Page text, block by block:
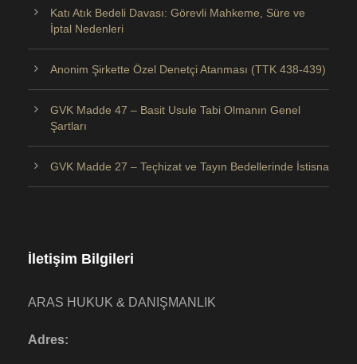
Katı Atık Bedeli Davası: Görevli Mahkeme, Süre ve
İptal Nedenleri
Anonim Şirkette Özel Denetçi Atanması (TTK 438-439)
GVK Madde 47 – Basit Usule Tabi Olmanın Genel
Şartları
GVK Madde 27 – Teçhizat ve Tayın Bedellerinde İstisna
İletişim Bilgileri
ARAS HUKUK & DANIŞMANLIK
Adres: